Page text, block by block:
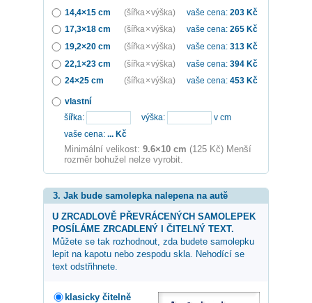
14,4×15 cm
(šířka × výška) vaše cena: 203 Kč
17,3×18 cm
(šířka × výška) vaše cena: 265 Kč
19,2×20 cm
(šířka × výška) vaše cena: 313 Kč
22,1×23 cm
(šířka × výška) vaše cena: 394 Kč
24×25 cm
(šířka × výška) vaše cena: 453 Kč
vlastní
šířka:
výška:
v cm
vaše cena: ... Kč
Minimální velikost: 9.6×10 cm (125 Kč) Menší
rozměr bohužel nelze vyrobit.
3. Jak bude samolepka nalepena na autě
U ZRCADLOVĚ PŘEVRÁCENÝCH SAMOLEPEK
POSÍLÁME ZRCADLENÝ I ČITELNÝ TEXT.
Můžete se tak rozhodnout, zda budete samolepku
lepit na kapotu nebo zespodu skla. Nehodící se
text odstřihnete.
klasicky čitelně